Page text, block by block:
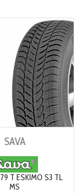
SAVA
T ESKIMO S3 TL
MS